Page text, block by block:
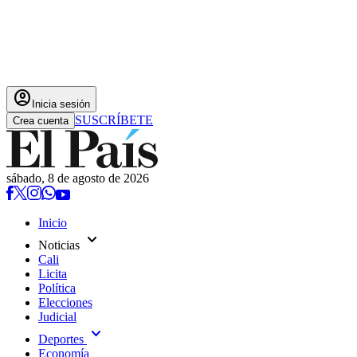
account_circle Inicia sesión
Crea cuenta SUSCRÍBETE
sábado, 8 de agosto de 2026
Inicio
Noticias expand_more
Cali
Licita
Política
Elecciones
Judicial
Deportes expand_more
Economía